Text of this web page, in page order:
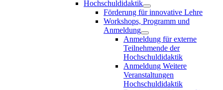
Hochschuldidaktik
Förderung für innovative Lehre
Workshops, Programm und
Anmeldung
Anmeldung für externe
Teilnehmende der
Hochschuldidaktik
Anmeldung Weitere
Veranstaltungen
Hochschuldidaktik